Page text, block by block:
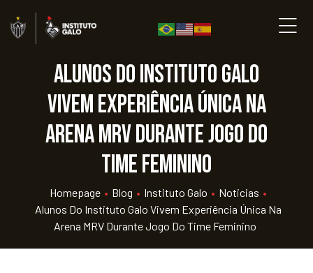
Alunos do Instituto Galo
vivem experiência única na
Arena MRV durante jogo do
time feminino
Homepage • Blog • Instituto Galo • Noticias •
Alunos Do Instituto Galo Vivem Experiência Única Na
Arena MRV Durante Jogo Do Time Feminino